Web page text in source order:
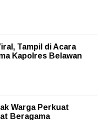
Tampil di Acara
Kapolres Belawan
Warga Perkuat
Beragama